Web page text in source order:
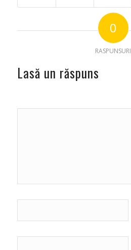
0
RASPUNSURI
Lasă un răspuns